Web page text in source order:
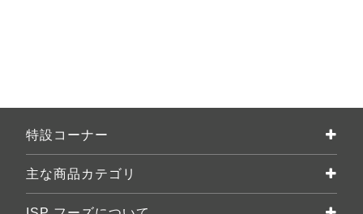
特設コーナー
主な商品カテゴリ